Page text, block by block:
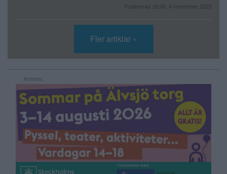
Publicerad 18:06, 4 november 2025
Fler artiklar »
Annons: